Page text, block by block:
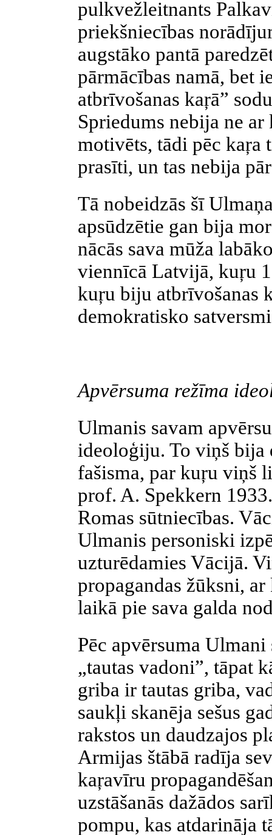
pulkvežleitnants
priekšniecības
augstāko pantā
pārmācības namā, bet
atbrīvošanas kaŗā”
Spriedums nebija ne
motivēts, tādi pēc kaŗa
prasīti, un tas nebija
Tā nobeidzās šī
apsūdzētie gan bija
nācās sava mūža
viennīcā Latvijā, kuŗu
kuŗu biju atbrīvošanas
demokratisko
Apvērsuma režīma
Ulmanis savam
ideoloģiju. To viņš
fašisma, par kuŗu viņš
prof. A. Spekkern
Romas sūtniecības.
Ulmanis personiski
uzturēdamies Vācijā.
propagandas žūksni, ar
laikā pie sava galda
Pēc apvērsuma
„tautas vadoni”, tāpat
griba ir tautas griba,
saukļi skanēja sešus
rakstos un daudzajos
Armijas štābā radīja
kaŗavīru
uzstāšanās dažādos
pompu, kas atdarināja